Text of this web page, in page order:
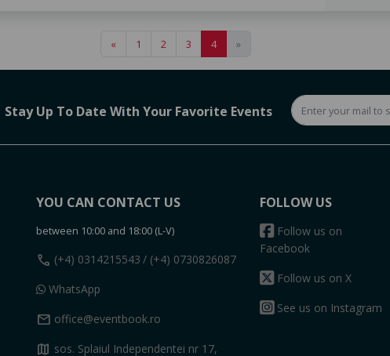
« 1 2 3 4 »
Stay Up To Date With Your Favorite Events
YOU CAN CONTACT US
between 10:00 and 18:00 (L-V)
call (+4) 0314215543 / (+4) 0730826087
WhatsApp
mail office@eventbook.ro
map sos. Splaiul Independentei nr 17,
FOLLOW US
Follow us on
Facebook
Follow us on X
See us on Instagram